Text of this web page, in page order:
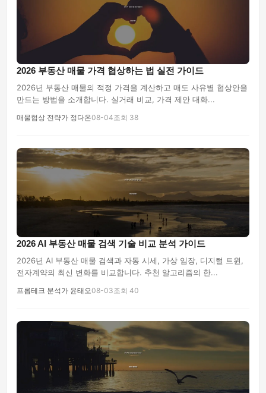
2026 부동산 매물 가격 협상하는 법 실전 가이드
2026년 부동산 매물의 적정 가격을 계산하고 매도 사유별 협상안을
만드는 방법을 소개합니다. 실거래 비교, 가격 제안 대화...
매물협상 전략가 정다온08-04조회 38
2026 AI 부동산 매물 검색 기술 비교 분석 가이드
2026년 AI 부동산 매물 검색과 자동 시세, 가상 임장, 디지털 트윈,
전자계약의 최신 변화를 비교합니다. 추천 알고리즘의 한...
프롭테크 분석가 윤태오08-03조회 40